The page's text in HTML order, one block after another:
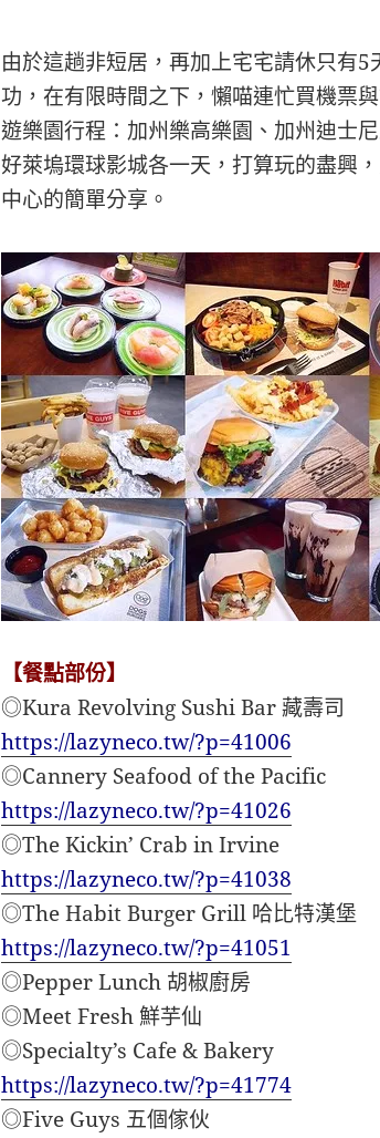
由於這趟非短居，再加上宅宅請休只有
功，在有限時間之下，懶喵連忙買機票
遊樂園行程：加州樂高樂園、加州迪士
好萊塢環球影城各一天，打算玩的盡興
中心的簡單分享。
【餐點部份】
◎Kura Revolving Sushi Bar 藏壽司
https://lazyneco.tw/?p=41006
◎Cannery Seafood of the Pacific
https://lazyneco.tw/?p=41026
◎The Kickin’ Crab in Irvine
https://lazyneco.tw/?p=41038
◎The Habit Burger Grill 哈比特漢堡
https://lazyneco.tw/?p=41051
◎Pepper Lunch 胡椒廚房
◎Meet Fresh 鮮芋仙
◎Specialty’s Cafe & Bakery
https://lazyneco.tw/?p=41774
◎Five Guys 五個傢伙